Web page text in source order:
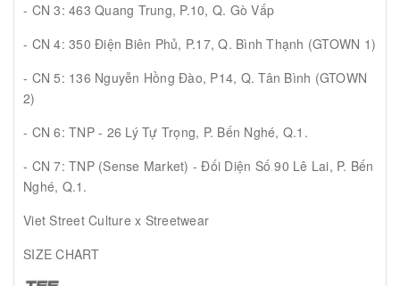
- CN 3: 463 Quang Trung, P.10, Q. Gò Vấp
- CN 4: 350 Điện Biên Phủ, P.17, Q. Bình Thạnh (GTOWN 1)
- CN 5: 136 Nguyễn Hồng Đào, P14, Q. Tân Bình (GTOWN
2)
- CN 6: TNP - 26 Lý Tự Trọng, P. Bến Nghé, Q.1.
- CN 7: TNP (Sense Market) - Đối Diện Số 90 Lê Lai, P. Bến
Nghé, Q.1.
Viet Street Culture x Streetwear
SIZE CHART